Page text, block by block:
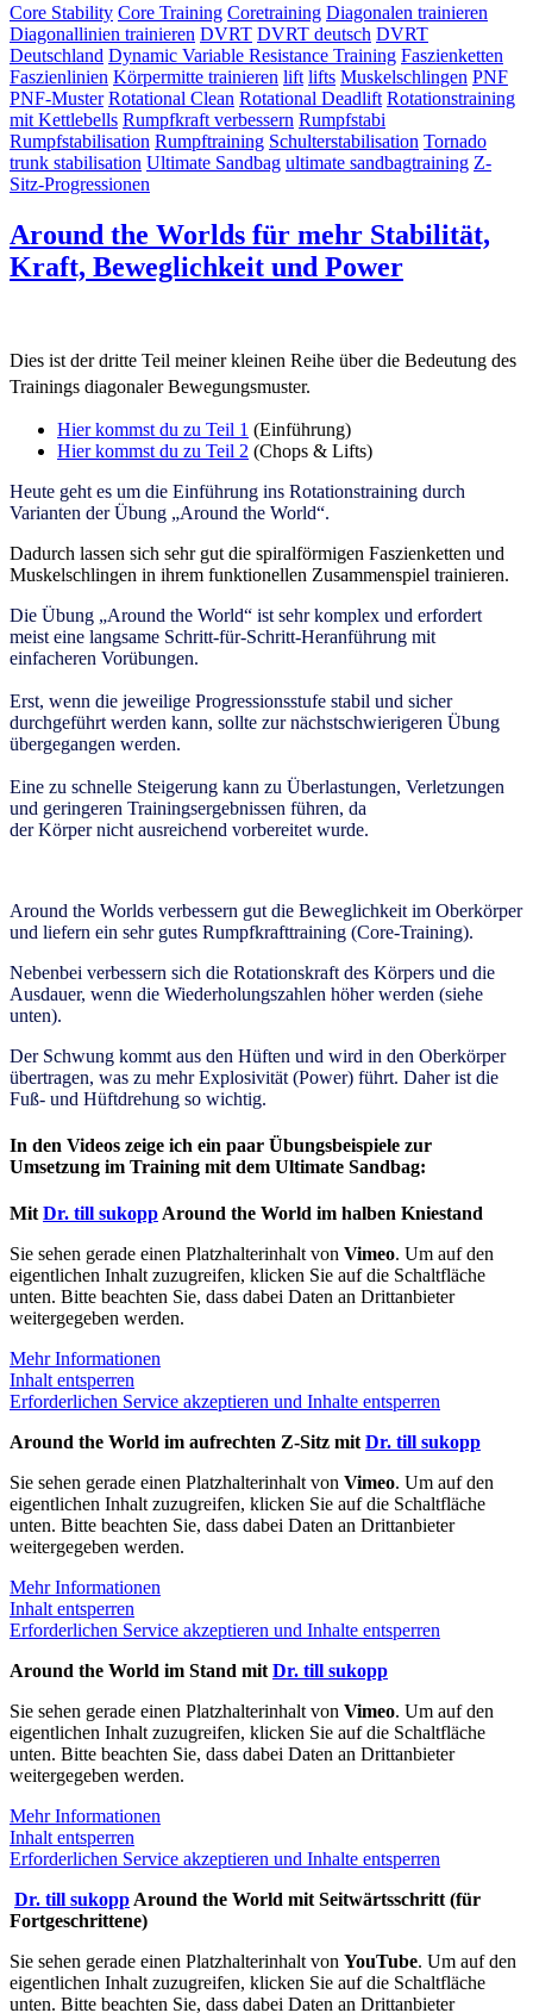
Core Stability Core Training Coretraining Diagonalen trainieren
Diagonallinien trainieren DVRT DVRT deutsch DVRT
Deutschland Dynamic Variable Resistance Training Faszienketten
Faszienlinien Körpermitte trainieren lift lifts Muskelschlingen PNF
PNF-Muster Rotational Clean Rotational Deadlift Rotationstraining
mit Kettlebells Rumpfkraft verbessern Rumpfstabi
Rumpfstabilisation Rumpftraining Schulterstabilisation Tornado
trunk stabilisation Ultimate Sandbag ultimate sandbagtraining Z-
Sitz-Progressionen
Around the Worlds für mehr Stabilität,
Kraft, Beweglichkeit und Power
Dies ist der dritte Teil meiner kleinen Reihe über die Bedeutung des
Trainings diagonaler Bewegungsmuster.
Hier kommst du zu Teil 1 (Einführung)
Hier kommst du zu Teil 2 (Chops & Lifts)
Heute geht es um die Einführung ins Rotationstraining durch
Varianten der Übung „Around the World“.
Dadurch lassen sich sehr gut die spiralförmigen Faszienketten und
Muskelschlingen in ihrem funktionellen Zusammenspiel trainieren.
Die Übung „Around the World“ ist sehr komplex und erfordert
meist eine langsame Schritt-für-Schritt-Heranführung mit
einfacheren Vorübungen.
Erst, wenn die jeweilige Progressionsstufe stabil und sicher
durchgeführt werden kann, sollte zur nächstschwierigeren Übung
übergegangen werden.
Eine zu schnelle Steigerung kann zu Überlastungen, Verletzungen
und geringeren Trainingsergebnissen führen, da
der Körper nicht ausreichend vorbereitet wurde.
Around the Worlds verbessern gut die Beweglichkeit im Oberkörper
und liefern ein sehr gutes Rumpfkrafttraining (Core-Training).
Nebenbei verbessern sich die Rotationskraft des Körpers und die
Ausdauer, wenn die Wiederholungszahlen höher werden (siehe
unten).
Der Schwung kommt aus den Hüften und wird in den Oberkörper
übertragen, was zu mehr Explosivität (Power) führt. Daher ist die
Fuß- und Hüftdrehung so wichtig.
In den Videos zeige ich ein paar Übungsbeispiele zur
Umsetzung im Training mit dem Ultimate Sandbag:
Mit Dr. till sukopp Around the World im halben Kniestand
Sie sehen gerade einen Platzhalterinhalt von Vimeo. Um auf den
eigentlichen Inhalt zuzugreifen, klicken Sie auf die Schaltfläche
unten. Bitte beachten Sie, dass dabei Daten an Drittanbieter
weitergegeben werden.
Mehr Informationen
Inhalt entsperren
Erforderlichen Service akzeptieren und Inhalte entsperren
Around the World im aufrechten Z-Sitz mit Dr. till sukopp
Sie sehen gerade einen Platzhalterinhalt von Vimeo. Um auf den
eigentlichen Inhalt zuzugreifen, klicken Sie auf die Schaltfläche
unten. Bitte beachten Sie, dass dabei Daten an Drittanbieter
weitergegeben werden.
Mehr Informationen
Inhalt entsperren
Erforderlichen Service akzeptieren und Inhalte entsperren
Around the World im Stand mit Dr. till sukopp
Sie sehen gerade einen Platzhalterinhalt von Vimeo. Um auf den
eigentlichen Inhalt zuzugreifen, klicken Sie auf die Schaltfläche
unten. Bitte beachten Sie, dass dabei Daten an Drittanbieter
weitergegeben werden.
Mehr Informationen
Inhalt entsperren
Erforderlichen Service akzeptieren und Inhalte entsperren
Dr. till sukopp Around the World mit Seitwärtsschritt (für
Fortgeschrittene)
Sie sehen gerade einen Platzhalterinhalt von YouTube. Um auf den
eigentlichen Inhalt zuzugreifen, klicken Sie auf die Schaltfläche
unten. Bitte beachten Sie, dass dabei Daten an Drittanbieter